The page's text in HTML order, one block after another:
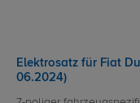
Elektrosatz für Fiat
06.2024)